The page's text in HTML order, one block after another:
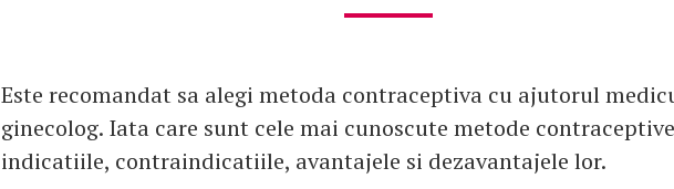
Este recomandat sa alegi metoda contraceptiva cu ajutorul
ginecolog. Iata care sunt cele mai cunoscute metode
indicatiile, contraindicatiile, avantajele si dezavantajele lor.